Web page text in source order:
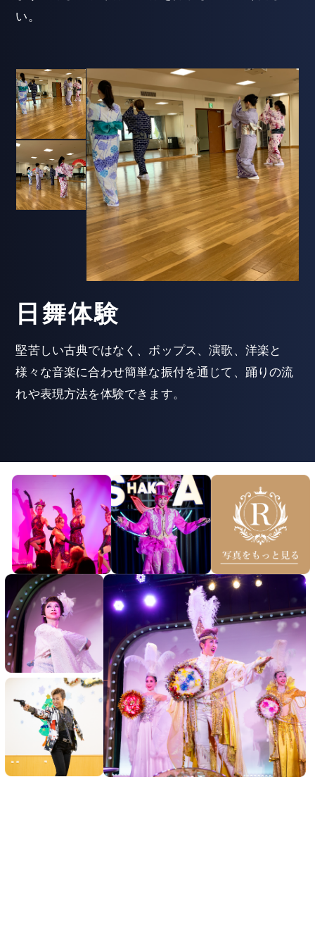
い。
日舞体験
堅苦しい古典ではなく、ポップス、演歌、洋楽と
様々な音楽に合わせ簡単な振付を通じて、踊りの流
れや表現方法を体験できます。